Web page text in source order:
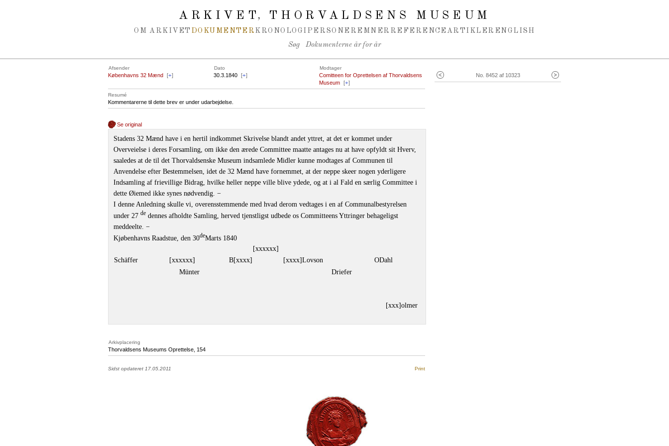
ARKIVET, THORVALDSENS MUSEUM
OM ARKIVET DOKUMENTER KRONOLOGI PERSONER EMNER REFERENCEARTIKLER ENGLISH
Søg Dokumenterne år for år
No. 8452 af 10323
Afsender Dato Modtager
Københavns 32 Mænd [+] 30.3.1840 [+]
Comitteen for Oprettelsen af Thorvaldsens
Museum
[+]
Resumé
Kommentarerne til dette brev er under udarbejdelse.
Se original
Stadens 32 Mænd have i en hertil indkommet Skrivelse blandt andet yttret, at det er kommet under
Overveielse i deres Forsamling, om ikke den ærede Committee maatte antages nu at have opfyldt sit Hverv,
saaledes at de til det Thorvaldsenske Museum indsamlede Midler kunne modtages af Communen til
Anvendelse efter Bestemmelsen, idet de 32 Mænd have fornemmet, at der neppe skeer nogen yderligere
Indsamling af frievillige Bidrag, hvilke heller neppe ville blive ydede, og at i al Fald en særlig Committee i
dette Øiemed ikke synes nødvendig. −
I denne Anledning skulle vi, overensstemmende med hvad derom vedtages i en af Communalbestyrelsen
under 27 de dennes afholdte Samling, herved tjenstligst udbede os Committeens Yttringer behageligst
meddeelte. −
Kjøbenhavns Raadstue, den 30deMarts 1840
[xxxxxx]
Schäffer
[xxxxxx] B[xxxx] [xxxx]Lovson
ODahl
Münter
Driefer
[xxx]olmer
Arkivplacering
Thorvaldsens Museums Oprettelse, 154
Sidst opdateret 17.05.2011 Print